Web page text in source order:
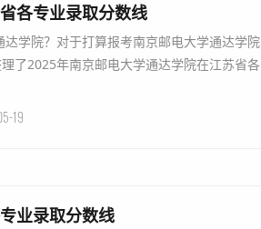
各专业录取分数线
学院？对于打算报考南京邮电大学通达学院
了2025年南京邮电大学通达学院在江苏省各
19
业录取分数线